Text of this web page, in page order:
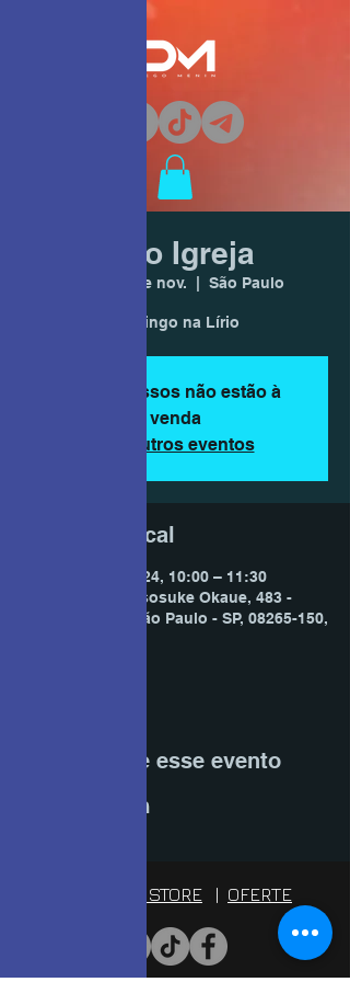
Lírio Igreja
dom., 24 de nov. São Paulo
Domingo na Lírio
Os ingressos não estão à
venda
Ver outros eventos
Horário e local
24 de nov. de 2024, 10:00 – 11:30
São Paulo, R. Iososuke Okaue, 483 -
Jardim Helian, São Paulo - SP, 08265-150,
Compartilhe esse evento
BE POWER STORE | OFERTE